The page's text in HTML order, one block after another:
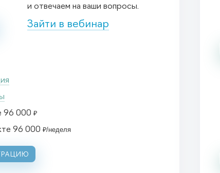
и отвечаем на ваши вопросы.
Зайти в вебинар
96 000 ₽
96 000 ₽/неделя